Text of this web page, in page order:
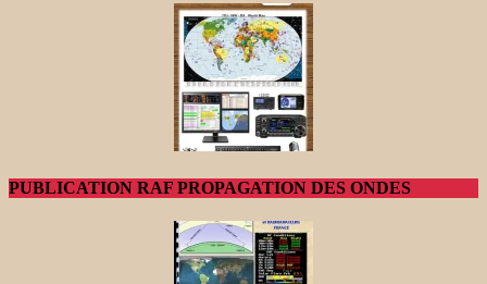
PUBLICATION RAF PROPAGATION DES ONDES